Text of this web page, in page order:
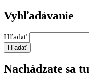
Vyhľadávanie
Hľadať
Nachádzate sa tu